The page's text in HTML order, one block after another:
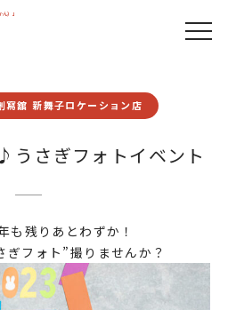
）」
寫舘 新舞子ロケーション店
うさぎフォトイベント
も残りあとわずか！
ぎフォト”撮りませんか？